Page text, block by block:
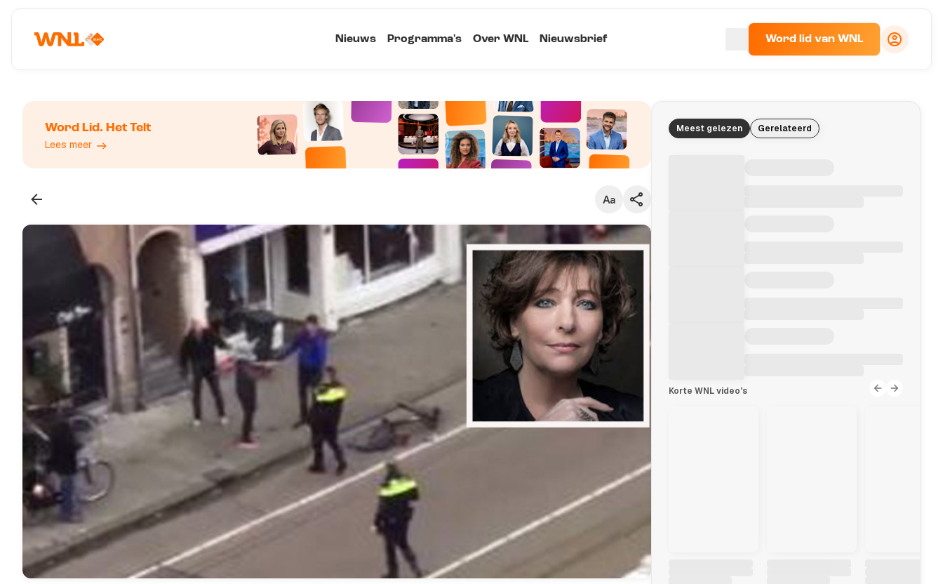
Nieuws Programma's Over WNL Nieuwsbrief Word lid van WNL
Word Lid. Het Telt
Lees meer
Klein
Standaard
Groot
Kopieer link
Meest gelezen Gerelateerd
Korte WNL video's